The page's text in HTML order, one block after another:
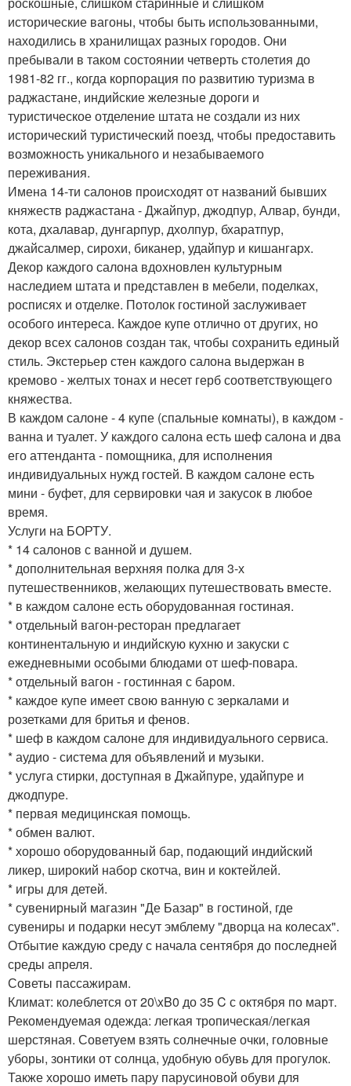
исторические вагоны, чтобы быть использованными,
находились в хранилищах разных городов. Они
пребывали в таком состоянии четверть столетия до
1981-82 гг., когда корпорация по развитию туризма в
раджастане, индийские железные дороги и
туристическое отделение штата не создали из них
исторический туристический поезд, чтобы предоставить
возможность уникального и незабываемого
переживания.
Имена 14-ти салонов происходят от названий бывших
княжеств раджастана - Джайпур, джодпур, Алвар, бунди,
кота, дхалавар, дунгарпур, дхолпур, бхаратпур,
джайсалмер, сирохи, биканер, удайпур и кишангарх.
Декор каждого салона вдохновлен культурным
наследием штата и представлен в мебели, поделках,
росписях и отделке. Потолок гостиной заслуживает
особого интереса. Каждое купе отлично от других, но
декор всех салонов создан так, чтобы сохранить единый
стиль. Экстерьер стен каждого салона выдержан в
кремово - желтых тонах и несет герб соответствующего
княжества.
В каждом салоне - 4 купе (спальные комнаты), в каждом -
ванна и туалет. У каждого салона есть шеф салона и два
его аттенданта - помощника, для исполнения
индивидуальных нужд гостей. В каждом салоне есть
мини - буфет, для сервировки чая и закусок в любое
время.
Услуги на БОРТУ.
* 14 салонов с ванной и душем.
* дополнительная верхняя полка для 3-х
путешественников, желающих путешествовать вместе.
* в каждом салоне есть оборудованная гостиная.
* отдельный вагон-ресторан предлагает
континентальную и индийскую кухню и закуски с
ежедневными особыми блюдами от шеф-повара.
* отдельный вагон - гостинная с баром.
* каждое купе имеет свою ванную с зеркалами и
розетками для бритья и фенов.
* шеф в каждом салоне для индивидуального сервиса.
* аудио - система для объявлений и музыки.
* услуга стирки, доступная в Джайпуре, удайпуре и
джодпуре.
* первая медицинская помощь.
* обмен валют.
* хорошо оборудованный бар, подающий индийский
ликер, широкий набор скотча, вин и коктейлей.
* игры для детей.
* сувенирный магазин "Де Базар" в гостиной, где
сувениры и подарки несут эмблему "дворца на колесах".
Отбытие каждую среду с начала сентября до последней
среды апреля.
Советы пассажирам.
Климат: колеблется от 20\xB0 до 35 C с октября по март.
Рекомендуемая одежда: легкая тропическая/легкая
шерстяная. Советуем взять солнечные очки, головные
уборы, зонтики от солнца, удобную обувь для прогулок.
Также хорошо иметь пару парусиновой обуви для